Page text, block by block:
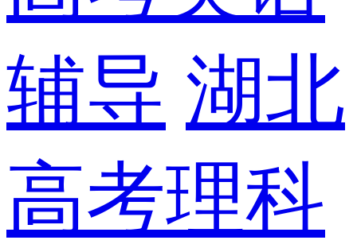
辅导 湖北
高考理科